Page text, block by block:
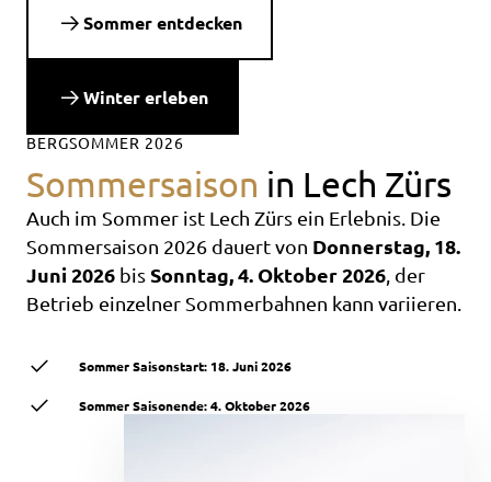
Sommer entdecken
Winter erleben
BERGSOMMER 2026
Sommersaison in Lech Zürs
Auch im Sommer ist Lech Zürs ein Erlebnis. Die
Sommersaison 2026 dauert von Donnerstag, 18.
Juni 2026 bisSonntag, 4. Oktober 2026 , der
Betrieb einzelner Sommerbahnen kann variieren.
Sommer Saisonstart: 18. Juni 2026
Sommer Saisonende: 4. Oktober 2026